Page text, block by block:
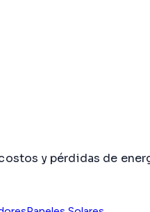
y pérdidas de